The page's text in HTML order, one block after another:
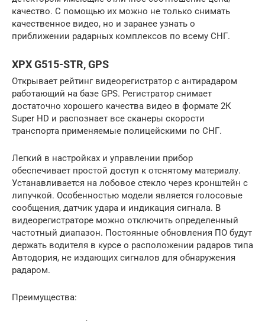
качество. С помощью их можно не только снимать
качественное видео, но и заранее узнать о
приближении радарных комплексов по всему СНГ.
XPX G515-STR, GPS
Открывает рейтинг видеорегистратор с антирадаром
работающий на базе GPS. Регистратор снимает
достаточно хорошего качества видео в формате 2К
Super HD и распознает все сканеры скорости
транспорта применяемые полицейскими по СНГ.
Легкий в настройках и управлении прибор
обеспечивает простой доступ к отснятому материалу.
Устанавливается на лобовое стекло через кронштейн с
липучкой. Особенностью модели является голосовые
сообщения, датчик удара и индикация сигнала. В
видеорегистраторе можно отключить определенный
частотный диапазон. Постоянные обновления ПО будут
держать водителя в курсе о расположении радаров типа
Автодория, не издающих сигналов для обнаружения
радаром.
Преимущества: